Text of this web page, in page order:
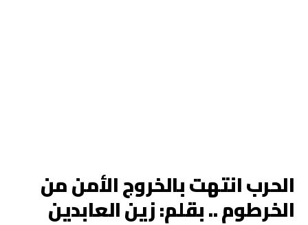
الحرب انتهت بالخروج الأمن من
الخرطوم .. بقلم: زين العابدين